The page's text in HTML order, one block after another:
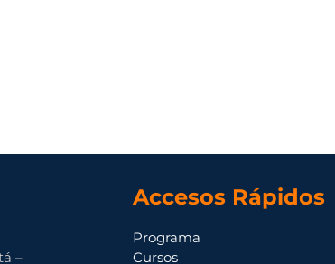
–
Accesos Rápidos
Programa
Cursos